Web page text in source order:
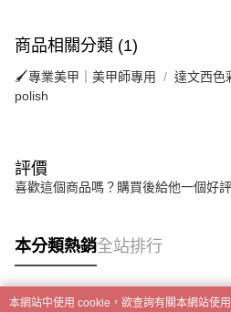
商品相關分類 (1)
🖌專業美甲｜美甲師專用
達文西色
polish
評價
喜歡這個商品嗎？購買後給他一個好
本分類熱銷全站排行
本網站中使用 cookie，欲查詢有關本網站使